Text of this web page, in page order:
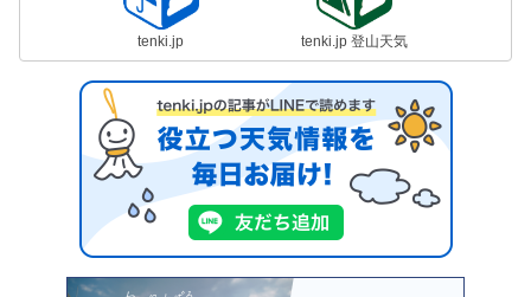
tenki.jp tenki.jp 登山天気